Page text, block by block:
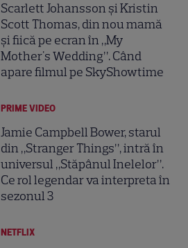
Scarlett Johansson și Kristin
Scott Thomas, din nou mamă
și fiică pe ecran în „My
Mother's Wedding”. Când
apare filmul pe SkyShowtime
PRIME VIDEO
Jamie Campbell Bower, starul
din „Stranger Things”, intră în
universul „Stăpânul Inelelor”.
Ce rol legendar va interpreta în
sezonul 3
NETFLIX